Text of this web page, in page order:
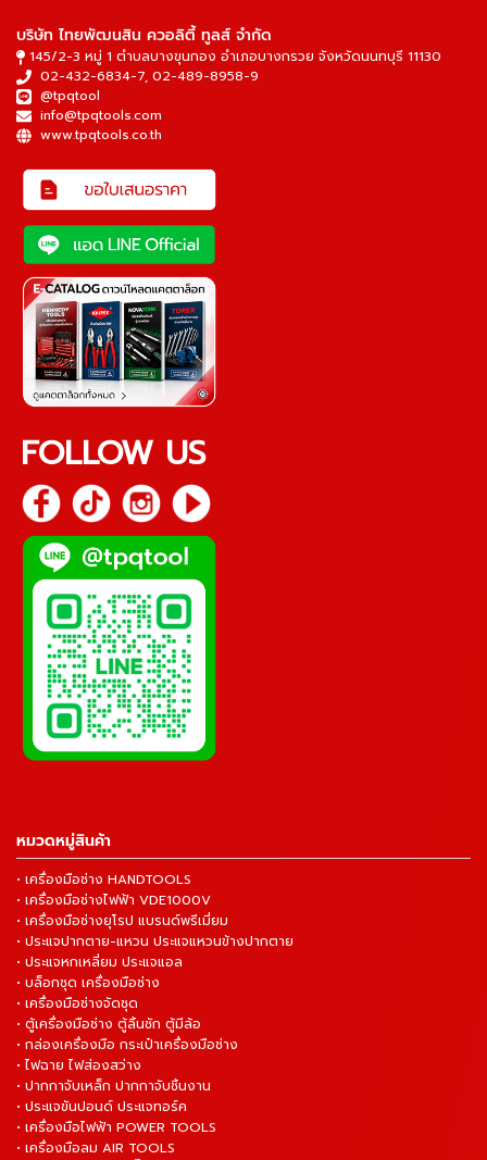
บริษัท ไทยพัฒนสิน ควอลิตี้ ทูลส์ จำกัด
145/2-3 หมู่ 1 ตำบลบางขุนกอง อำเภอบางกรวย จังหวัดนนทบุรี 11130
02-432-6834-7, 02-489-8958-9
@tpqtool
info@tpqtools.com
www.tpqtools.co.th
FOLLOW US
หมวดหมู่สินค้า
• เครื่องมือช่าง HANDTOOLS
• เครื่องมือช่างไฟฟ้า VDE1000V
• เครื่องมือช่างยุโรป แบรนด์พรีเมี่ยม
• ประแจปากตาย-แหวน ประแจแหวนข้างปากตาย
• ประแจหกเหลี่ยม ประแจแอล
• บล็อกชุด เครื่องมือช่าง
• เครื่องมือช่างจัดชุด
• ตู้เครื่องมือช่าง ตู้ลิ้นชัก ตู้มีล้อ
• กล่องเครื่องมือ กระเป๋าเครื่องมือช่าง
• ไฟฉาย ไฟส่องสว่าง
• ปากกาจับเหล็ก ปากกาจับชิ้นงาน
• ประแจขันปอนด์ ประแจทอร์ค
• เครื่องมือไฟฟ้า POWER TOOLS
• เครื่องมือลม AIR TOOLS